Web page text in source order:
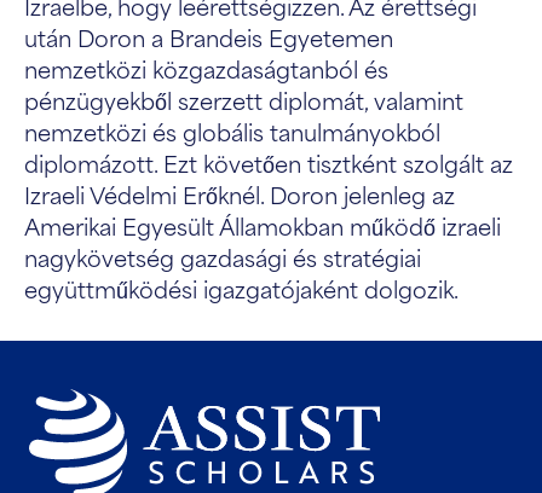
után Doron a Brandeis Egyetemen
nemzetközi közgazdaságtanból és
pénzügyekből szerzett diplomát, valamint
nemzetközi és globális tanulmányokból
diplomázott. Ezt követően tisztként szolgált az
Izraeli Védelmi Erőknél. Doron jelenleg az
Amerikai Egyesült Államokban működő izraeli
nagykövetség gazdasági és stratégiai
együttműködési igazgatójaként dolgozik.